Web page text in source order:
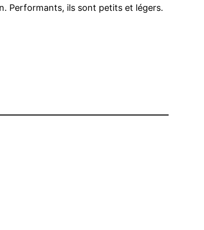
Performants, ils sont petits et légers.